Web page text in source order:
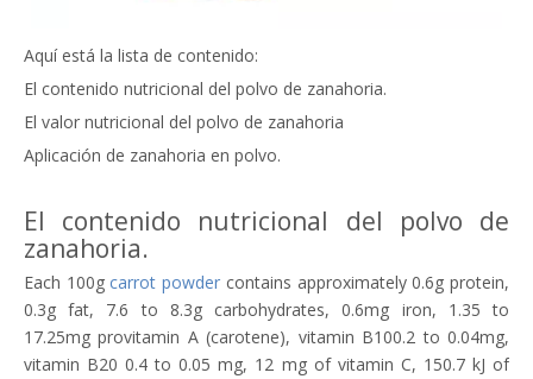
Aquí está la lista de contenido:
El contenido nutricional del polvo de zanahoria.
El valor nutricional del polvo de zanahoria
Aplicación de zanahoria en polvo.
El contenido nutricional del polvo de
zanahoria.
Each 100g carrot powder contains approximately 0.6g protein,
0.3g fat, 7.6 to 8.3g carbohydrates, 0.6mg iron, 1.35 to
17.25mg provitamin A (carotene), vitamin B100.2 to 0.04mg,
vitamin B20 0.4 to 0.05 mg, 12 mg of vitamin C, 150.7 kJ of